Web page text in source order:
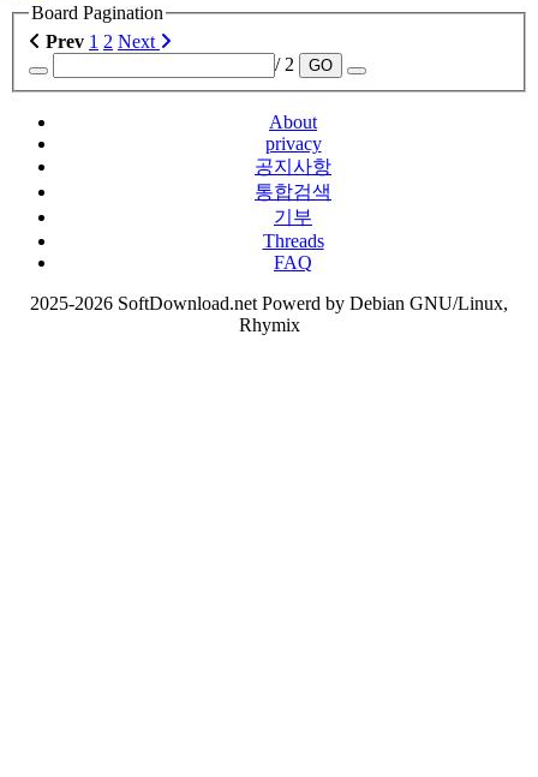
Board Pagination
Prev 1 2 Next
/ 2
GO
About
privacy
공지사항
통합검색
기부
Threads
FAQ
2025-2026 SoftDownload.net Powerd by Debian GNU/Linux,
Rhymix